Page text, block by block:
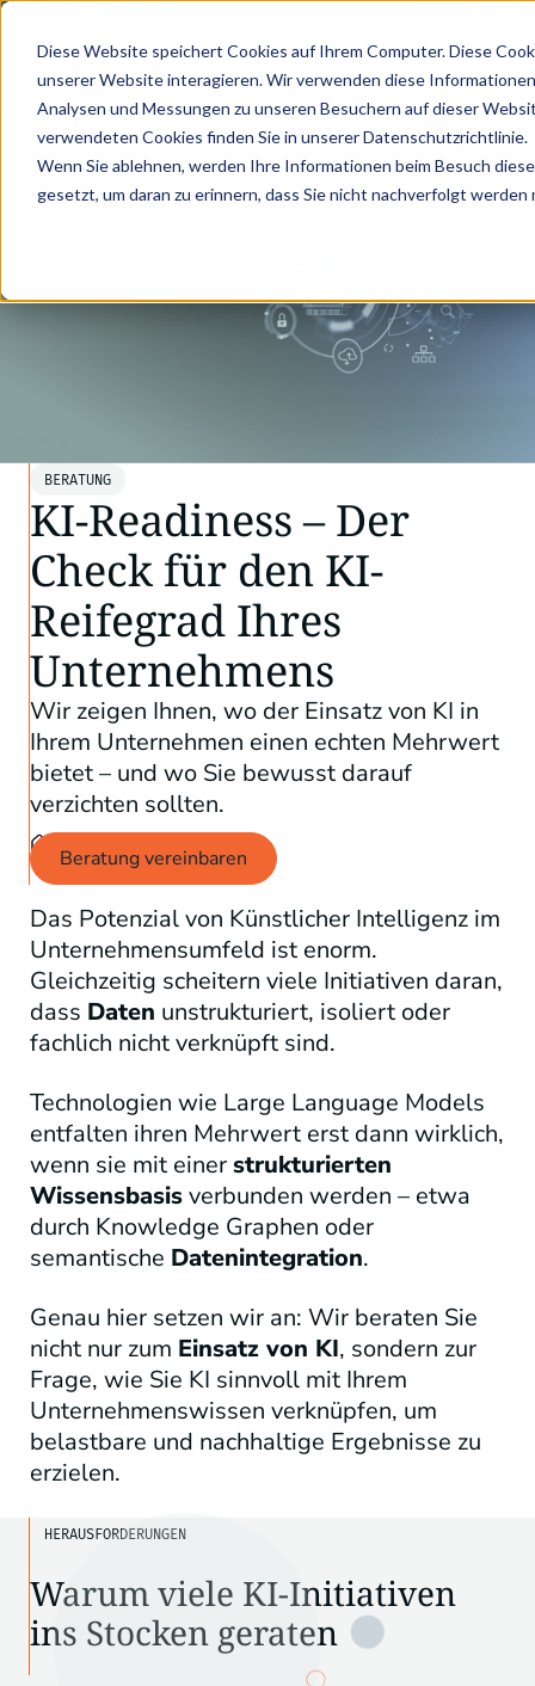
Diese Website speichert Cookies auf Ihrem Computer. Diese
unserer Website interagieren. Wir verwenden diese
Analysen und Messungen zu unseren Besuchern auf dieser
verwendeten Cookies finden Sie in unserer Datenschutzrichtlinie.
Wenn Sie ablehnen, werden Ihre Informationen beim Besuch
gesetzt, um daran zu erinnern, dass Sie nicht nachverfolgt werden
MIT STRUKTURIERTEN PRODUKTDATEN ZUM DIGITALEN PRODUKTPASS
BERATUNG
KI-Readiness – Der
Check für den KI-
Reifegrad Ihres
Unternehmens
Wir zeigen Ihnen, wo der Einsatz von KI in
Ihrem Unternehmen einen echten Mehrwert
bietet – und wo Sie bewusst darauf
verzichten sollten.
Beratung vereinbaren
Das Potenzial von Künstlicher Intelligenz im
Unternehmensumfeld ist enorm.
Gleichzeitig scheitern viele Initiativen daran,
dass Daten unstrukturiert, isoliert oder
fachlich nicht verknüpft sind.
Technologien wie Large Language Models
entfalten ihren Mehrwert erst dann wirklich,
wenn sie mit einerstrukturierten
Wissensbasisverbunden werden – etwa
durch Knowledge Graphen oder
semantische Datenintegration.
Genau hier setzen wir an: Wir beraten Sie
nicht nur zum Einsatz von KI, sondern zur
Frage, wie Sie KI sinnvoll mit Ihrem
Unternehmenswissen verknüpfen, um
belastbare und nachhaltige Ergebnisse zu
erzielen.
HERAUSFORDERUNGEN
Warum viele KI-Initiativen
ins Stocken geraten